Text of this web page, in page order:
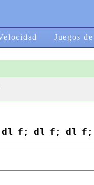
Juegos
f; dl f; dl